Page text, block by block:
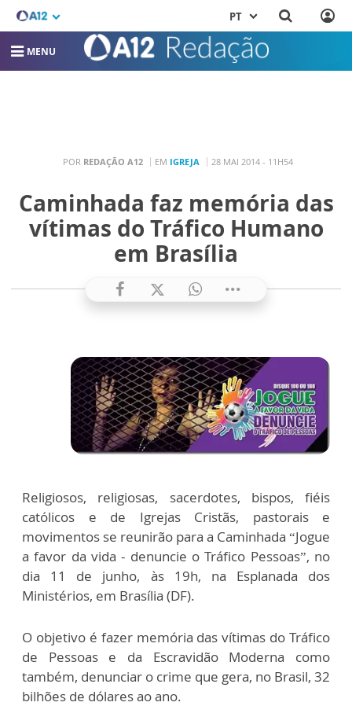
PT
MENU
POR REDAÇÃO A12 EM IGREJA 28 MAI 2014 - 11H54
Caminhada faz memória das
vítimas do Tráfico Humano
em Brasília
Religiosos, religiosas, sacerdotes, bispos, fiéis
católicos e de Igrejas Cristãs, pastorais e
movimentos se reunirão para a Caminhada “Jogue
a favor da vida - denuncie o Tráfico Pessoas”, no
dia 11 de junho, às 19h, na Esplanada dos
Ministérios, em Brasília (DF).
O objetivo é fazer memória das vítimas do Tráfico
de Pessoas e da Escravidão Moderna como
também, denunciar o crime que gera, no Brasil, 32
bilhões de dólares ao ano.